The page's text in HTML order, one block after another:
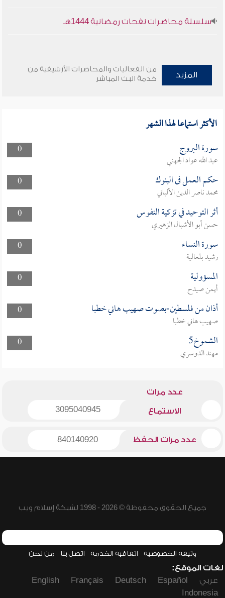
سلسلة محاضرات نفحات رمضانية 1444هـ
المزيد
من الفعاليات والمحاضرات الأرشيفية من
خدمة البث المباشر
الأكثر استماعا لهذا الشهر
0 سورة البروج
عبد الله عواد الجهني
0
حكم العمل فى البنوك
محمد ناصر الدين الألباني
0
أثر التوحيد في تزكية النفوس
حسن أبو الأشبال الزهيري
0
سورة النساء
رشيد بلعالية
0
المسؤولية
أيمن صيدح
0
أذان من فلسطين-بصوت صهيب هاني خطبا
صهيب هاني خطبا
0
الشموخ5
مهند الدوسري
عدد مرات
الاستماع 3095040945
عدد مرات الحفظ 840140920
جميع الحقوق محفوظة © 2026 - 1998 لشبكة إسلام ويب
وثيقة الخصوصية اتفاقية الخدمة اتصل بنا من نحن
لغات الموقع:
عربي
Español
Deutsch
Français
English
Indonesia